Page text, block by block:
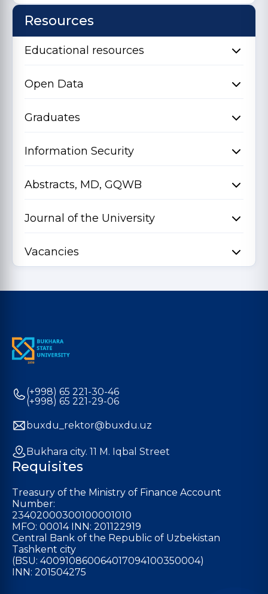
Resources
Educational resources
Open Data
Graduates
Information Security
Abstracts, MD, GQWB
Journal of the University
Vacancies
(+998) 65 221-30-46
(+998) 65 221-29-06
buxdu_rektor@buxdu.uz
Bukhara city. 11 M. Iqbal Street
Requisites
Treasury of the Ministry of Finance Account
Number:
23402000300100001010
MFO: 00014 INN: 201122919
Central Bank of the Republic of Uzbekistan
Tashkent city
(BSU: 400910860064017094100350004)
INN: 201504275